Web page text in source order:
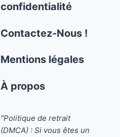
confidentialité
Contactez-Nous !
Mentions légales
À propos
"Politique de retrait
(DMCA) : Si vous êtes un